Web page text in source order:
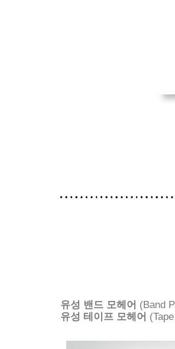
유성 밴드 모헤어 (Band
유성 테이프 모헤어